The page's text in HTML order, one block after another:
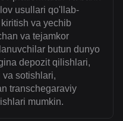
usullari qo'llab-
va yechib
va tejamkor
butun dunyo
depozit qilishlari,
sotishlari,
transchegaraviy
mumkin.